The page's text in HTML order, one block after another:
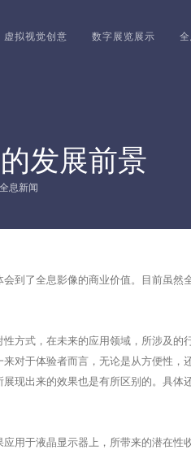
虚拟视觉创意 数字展览展示
发展前景
息新闻
了全息影像的商业价值。目前虽然
式，在未来的应用领域，所涉及的
对于体验者而言，无论是从方便性，
现出来的效果也是有所区别的。具体
于液晶显示器上，所带来的潜在性